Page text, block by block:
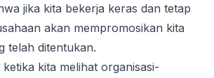
jika kita bekerja keras dan tetap
akan mempromosikan kita
telah ditentukan.
kita melihat organisasi-